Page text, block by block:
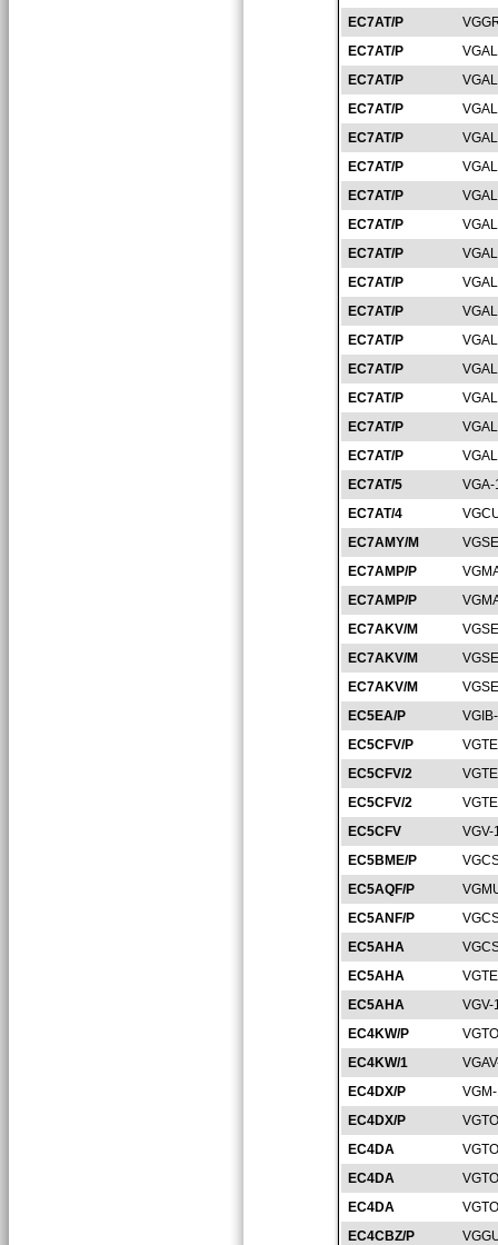
EC7AT/P
EC7AT/P
EC7AT/P
EC7AT/P
EC7AT/P
EC7AT/P
EC7AT/P
EC7AT/P
EC7AT/P
EC7AT/P
EC7AT/P
EC7AT/P
EC7AT/P
EC7AT/P
EC7AT/P
EC7AT/P
EC7AT/5
EC7AT/4
EC7AMY/M
EC7AMP/P
EC7AMP/P
EC7AKV/M
EC7AKV/M
EC7AKV/M
EC5EA/P
EC5CFV/P
EC5CFV/2
EC5CFV/2
EC5CFV
VGV-
EC5BME/P
EC5AQF/P
EC5ANF/P
EC5AHA
EC5AHA
EC5AHA
VGV-
EC4KW/P
EC4KW/1
EC4DX/P
EC4DX/P
EC4DA
EC4DA
EC4DA
EC4CBZ/P